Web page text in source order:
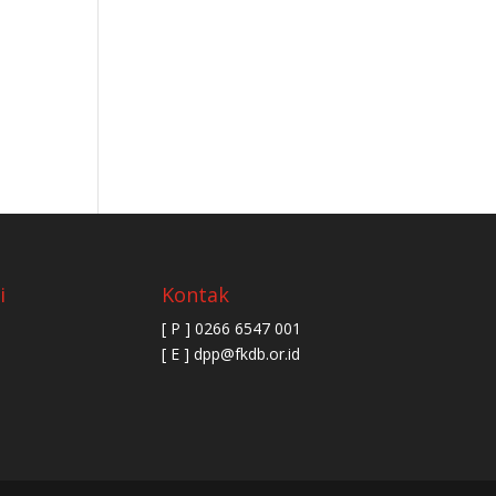
Kontak
[ P ] 0266 6547 001
[ E ] dpp@fkdb.or.id